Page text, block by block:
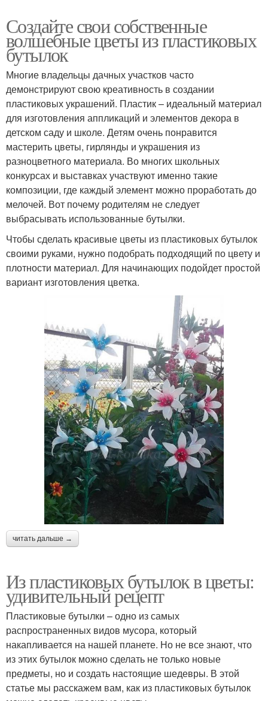
Создайте свои собственные
волшебные цветы из пластиковых
бутылок
Многие владельцы дачных участков часто
демонстрируют свою креативность в создании
пластиковых украшений. Пластик – идеальный материал
для изготовления аппликаций и элементов декора в
детском саду и школе. Детям очень понравится
мастерить цветы, гирлянды и украшения из
разноцветного материала. Во многих школьных
конкурсах и выставках участвуют именно такие
композиции, где каждый элемент можно проработать до
мелочей. Вот почему родителям не следует
выбрасывать использованные бутылки.
Чтобы сделать красивые цветы из пластиковых бутылок
своими руками, нужно подобрать подходящий по цвету и
плотности материал. Для начинающих подойдет простой
вариант изготовления цветка.
читать дальше →
Из пластиковых бутылок в цветы:
удивительный рецепт
Пластиковые бутылки – одно из самых
распространенных видов мусора, который
накапливается на нашей планете. Но не все знают, что
из этих бутылок можно сделать не только новые
предметы, но и создать настоящие шедевры. В этой
статье мы расскажем вам, как из пластиковых бутылок